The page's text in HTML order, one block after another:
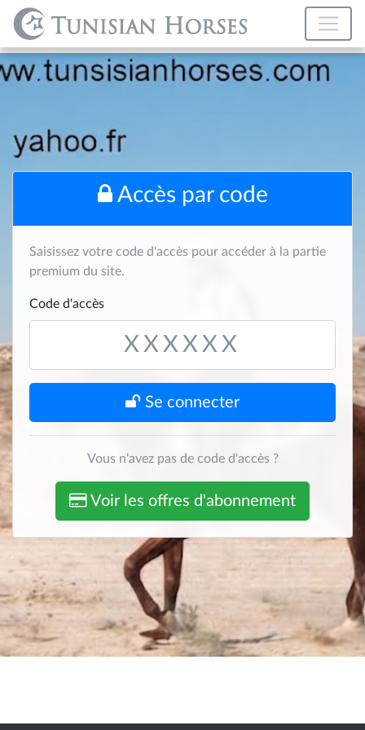
Accès par code
Saisissez votre code d'accès pour accéder à la partie
premium du site.
Code d'accès
Se connecter
Vous n'avez pas de code d'accès ?
Voir les offres d'abonnement